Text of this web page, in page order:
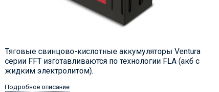
​Тяговые свинцово-кислотные аккумуляторы Ventura
серии FFT изготавливаются по технологии FLA (акб с
жидким электролитом).
Подробное описание